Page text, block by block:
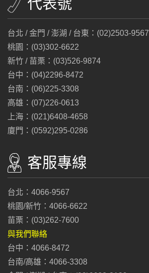
台北 / 金門 / 澎湖 / 台東：(02)2503-9567
桃園：(03)302-6622
新竹 / 苗栗：(03)526-9874
台中：(04)2296-8472
台南：(06)225-3308
高雄：(07)226-0613
上海：(021)6408-4658
廈門：(0592)295-0286
客服專線
台北：4066-9567
桃園/新竹：4066-6622
苗栗：(03)262-7600
與我們聯絡
台中：4066-8472
台南/高雄：4066-3308